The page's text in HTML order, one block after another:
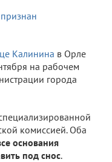
Калинина в Орле
на рабочем
города
комиссией. Оба
основания
под снос.